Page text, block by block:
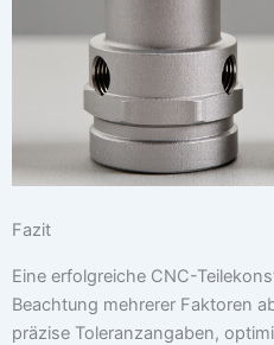
Fazit
Eine erfolgreiche CNC-
Beachtung mehrerer Faktoren
präzise Toleranzangaben,